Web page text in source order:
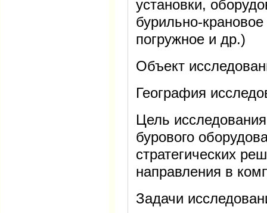
установки,
бурильно-
погружное и др.)
Объект
География
Цель
бурового
стратегических
направления в
Задачи